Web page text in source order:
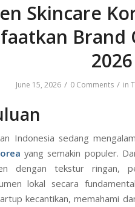
Skincare
Brand
2026
June 15, 2026 / 0 Comments / in
Indonesia sedang
yang semakin populer.
dengan tekstur ringan,
lokal secara
kecantikan, memahami